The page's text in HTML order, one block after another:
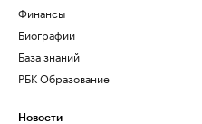
Финансы
Биографии
База знаний
РБК Образование
Новости